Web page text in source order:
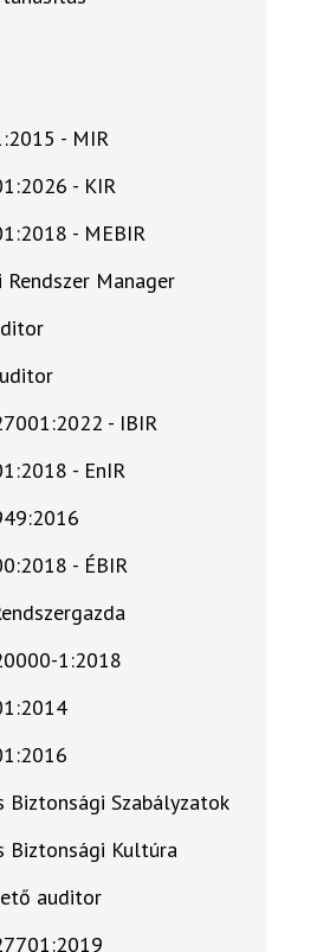
- MIR
- KIR
- MEBIR
Rendszer Manager
- IBIR
- EnIR
- ÉBIR
1:2018
Biztonsági Szabályzatok
Biztonsági Kultúra
auditor